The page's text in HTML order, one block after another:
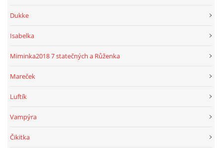
Dukke
Isabelka
Miminka2018 7 statečných a Růženka
Mareček
Luftík
Vampýra
Čikitka